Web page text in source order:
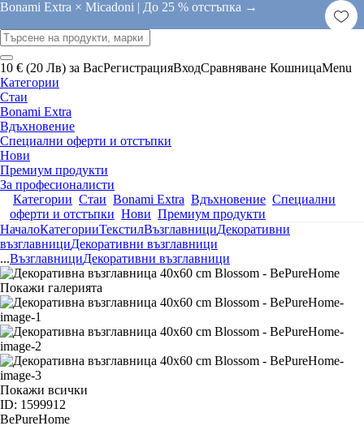
Bonami Extra × Micadoni | До 25 % отстъпка →
10 € (20 Лв) за ВасРегистрацияВходСравняване КошницаMenu
Категории
Стаи
Bonami Extra
Вдъхновение
Специални оферти и отстъпки
Нови
Премиум продукти
За професионалисти
Категории Стаи Bonami Extra Вдъхновение Специални
оферти и отстъпки Нови Премиум продукти
НачалоКатегорииТекстилВъзглавнициДекоративни
възглавнициДекоративни възглавници
...ВъзглавнициДекоративни възглавници
Покажи галерията
Покажи всички
ID: 1599912
BePureHome